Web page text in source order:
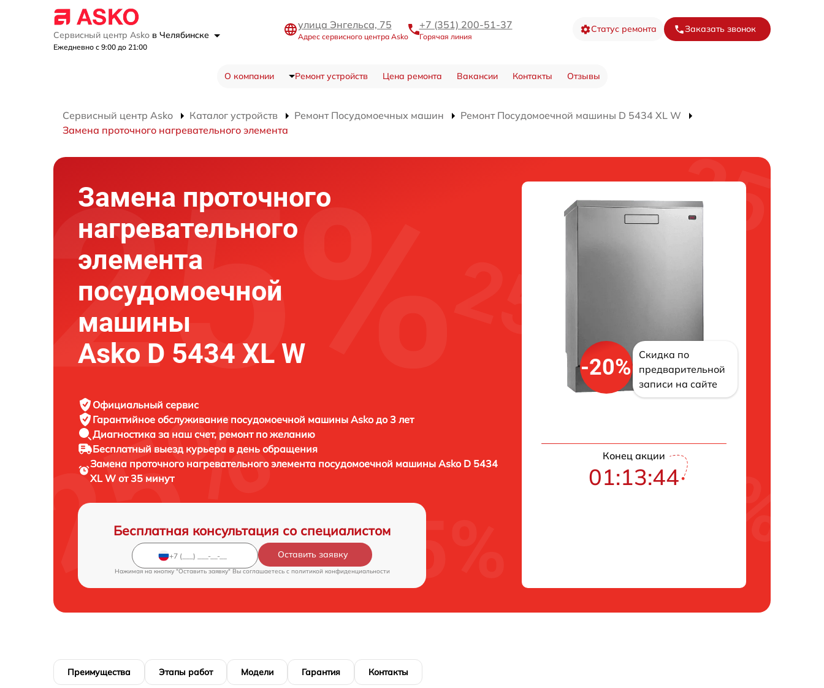
Сервисный центр Asko в Челябинске
Ежедневно с 9:00 до 21:00
улица Энгельса, 75
Адрес сервисного центра Asko
+7 (351) 200-51-37
Горячая линия
Статус ремонта Заказать звонок
О компании Ремонт устройств Цена ремонта Вакансии Контакты Отзывы
Сервисный центр Asko Каталог устройств Ремонт Посудомоечных машин
Ремонт Посудомоечной машины D 5434 XL W
Замена проточного нагревательного элемента
Замена проточного
нагревательного
элемента
посудомоечной
машины
Asko D 5434 XL W
Официальный сервис
Гарантийное обслуживание посудомоечной машины Asko до 3 лет
Диагностика за наш счет, ремонт по желанию
Бесплатный выезд курьера в день обращения
Замена проточного нагревательного элемента посудомоечной машиныAsko D 5434
XL W от 35 минут
Бесплатная консультация со специалистом
Оставить заявку
Нажимая на кнопку "Оставить заявку" Вы соглашаетесь c политикой конфиденциальности
-20%
Скидка по
предварительной
записи на сайте
Конец акции
01:13:43
Преимущества Этапы работ Модели Гарантия Контакты